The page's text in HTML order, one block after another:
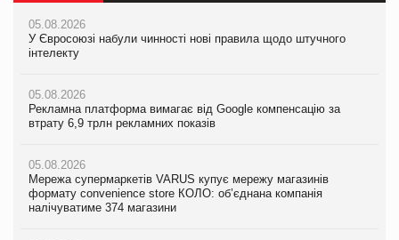
05.08.2026
У Євросоюзі набули чинності нові правила щодо штучного
інтелекту
05.08.2026
Рекламна платформа вимагає від Google компенсацію за
втрату 6,9 трлн рекламних показів
05.08.2026
Мережа супермаркетів VARUS купує мережу магазинів
формату convenience store КОЛО: об’єднана компанія
налічуватиме 374 магазини
05.08.2026
У Євросоюзі набули чинності нові правила щодо штучного
інтелекту
05.08.2026
Рекламна платформа вимагає від Google компенсацію за
втрату 6,9 трлн рекламних показів
05.08.2026
Мережа супермаркетів VARUS купує мережу магазинів
формату convenience store КОЛО: об’єднана компанія
налічуватиме 374 магазини
05.08.2026
У Євросоюзі набули чинності нові правила щодо штучного
інтелекту
05.08.2026
Рекламна платформа вимагає від Google компенсацію за
втрату 6,9 трлн рекламних показів
05.08.2026
Adidas витратила понад $1 млрд на маркетинг за квартал